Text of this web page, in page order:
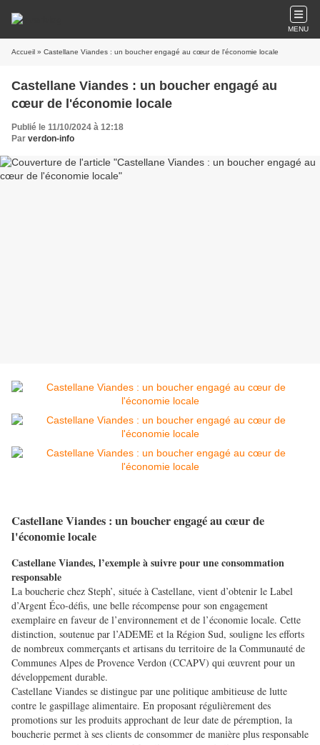
MENU
Accueil » Castellane Viandes : un boucher engagé au cœur de l'économie locale
Castellane Viandes : un boucher engagé au
cœur de l'économie locale
Publié le 11/10/2024 à 12:18
Par verdon-info
Castellane Viandes : un boucher engagé au cœur de
l'économie locale
Castellane Viandes, l’exemple à suivre pour une consommation
responsable
La boucherie chez Steph’, située à Castellane, vient d’obtenir le Label
d’Argent Éco-défis, une belle récompense pour son engagement
exemplaire en faveur de l’environnement et de l’économie locale. Cette
distinction, soutenue par l’ADEME et la Région Sud, souligne les efforts
de nombreux commerçants et artisans du territoire de la Communauté de
Communes Alpes de Provence Verdon (CCAPV) qui œuvrent pour un
développement durable.
Castellane Viandes se distingue par une politique ambitieuse de lutte
contre le gaspillage alimentaire. En proposant régulièrement des
promotions sur les produits approchant de leur date de péremption, la
boucherie permet à ses clients de consommer de manière plus responsable